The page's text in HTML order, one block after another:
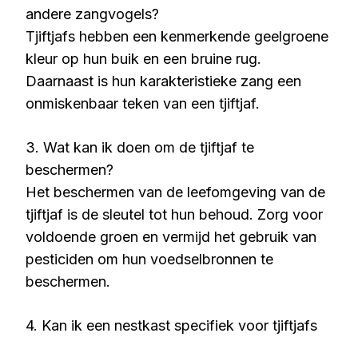
andere zangvogels?
Tjiftjafs hebben een kenmerkende geelgroene
kleur op hun buik en een bruine rug.
Daarnaast is hun karakteristieke zang een
onmiskenbaar teken van een tjiftjaf.
3. Wat kan ik doen om de tjiftjaf te
beschermen?
Het beschermen van de leefomgeving van de
tjiftjaf is de sleutel tot hun behoud. Zorg voor
voldoende groen en vermijd het gebruik van
pesticiden om hun voedselbronnen te
beschermen.
4. Kan ik een nestkast specifiek voor tjiftjafs